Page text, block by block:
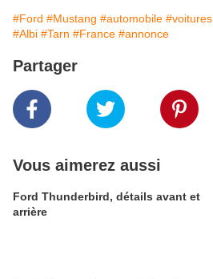
#Ford #Mustang #automobile #voitures
#Albi #Tarn #France #annonce
Partager
Vous aimerez aussi
Ford Thunderbird, détails avant et
arrière